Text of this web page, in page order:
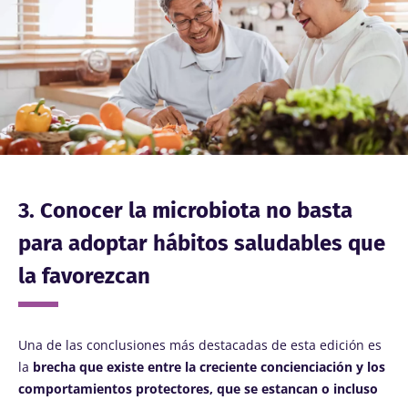
3. Conocer la microbiota no basta
para adoptar hábitos saludables que
la favorezcan
Una de las conclusiones más destacadas de esta edición es
la brecha que existe entre la creciente concienciación y los
comportamientos protectores, que se estancan o incluso